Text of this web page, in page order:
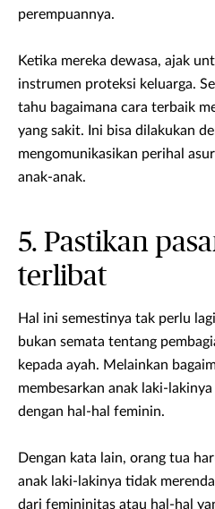
perempuannya.
Ketika mereka dewasa, ajak
instrumen proteksi keluarga.
tahu bagaimana cara terbaik
yang sakit. Ini bisa dilakukan
mengomunikasikan perihal
anak-anak.
5. Pastikan
terlibat
Hal ini semestinya tak perlu
bukan semata tentang
kepada ayah. Melainkan
membesarkan anak laki-
dengan hal-hal feminin.
Dengan kata lain, orang tua
anak laki-lakinya tidak
dari femininitas atau hal-hal